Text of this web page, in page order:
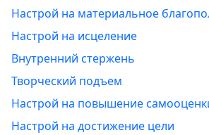
Настрой на материальное
Настрой на исцеление
Внутренний стержень
Творческий подъем
Настрой на повышение
Настрой на достижение цели